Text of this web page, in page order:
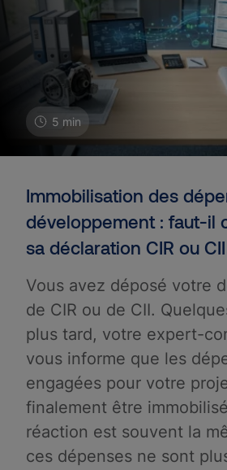
5 min
Immobilisation des
développement : faut-il
sa déclaration CIR ou
Vous avez déposé votre
de CIR ou de CII.
plus tard, votre expert-
vous informe que les
engagées pour votre
finalement être
réaction est souvent la
ces dépenses ne sont